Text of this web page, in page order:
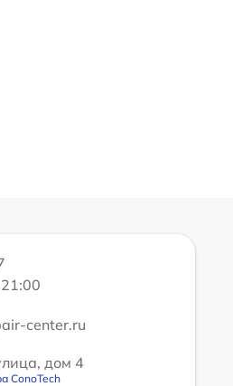
center.ru
дом 4
ConoTech